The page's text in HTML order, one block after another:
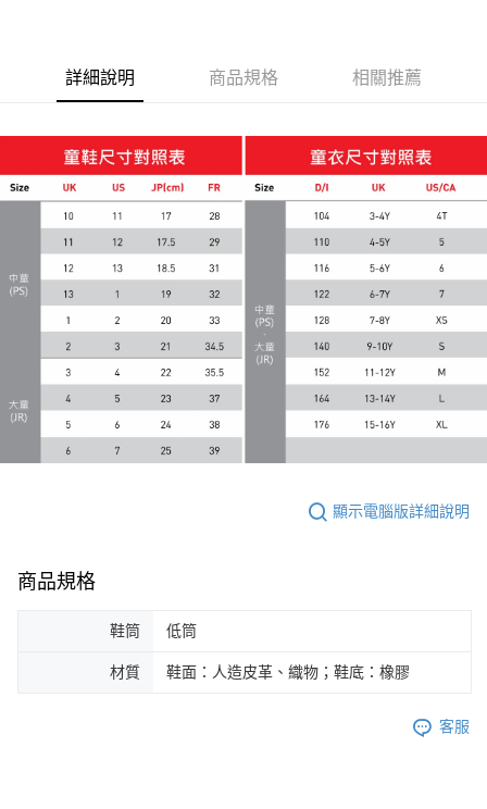
詳細說明 商品規格 相關推薦
顯示電腦版詳細說明
商品規格
鞋筒 低筒
材質 鞋面：人造皮革、織物；鞋底：橡膠
客服